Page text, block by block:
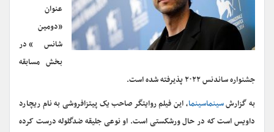
عنوان
«دومین
شانس» در
بخش مسابقه
جشنواره ساندنس ۲۰۲۲ پذیرفته شده است.
به گزارشسینماسینما، این فیلم روایتگر صاحب یک پیتزافروشی به نام ریچارد
داویس است که در حال ورشکستی است. او نوعی جلیقه ضدگلوله درست کرده